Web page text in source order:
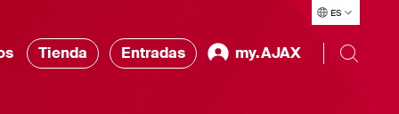
ES
Tienda Entradas my.AJAX